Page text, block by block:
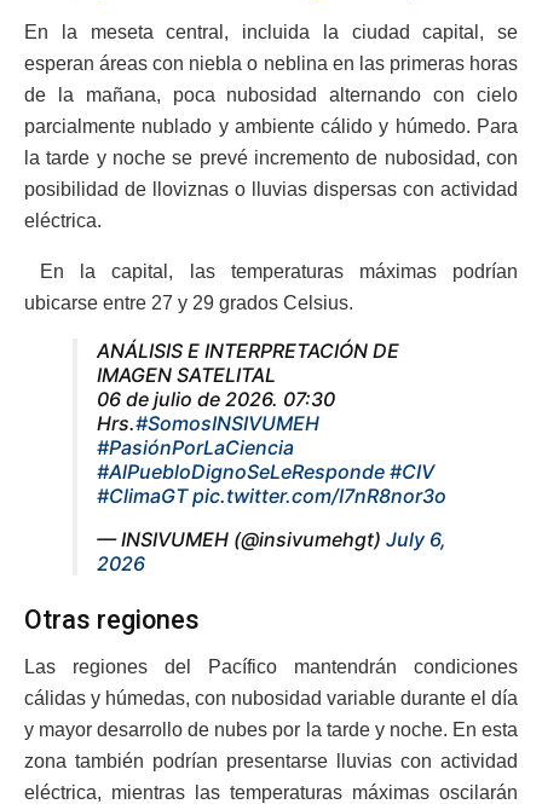
En la meseta central, incluida la ciudad capital, se
esperan áreas con niebla o neblina en las primeras horas
de la mañana, poca nubosidad alternando con cielo
parcialmente nublado y ambiente cálido y húmedo. Para
la tarde y noche se prevé incremento de nubosidad, con
posibilidad de lloviznas o lluvias dispersas con actividad
eléctrica.
En la capital, las temperaturas máximas podrían
ubicarse entre 27 y 29 grados Celsius.
ANÁLISIS E INTERPRETACIÓN DE
IMAGEN SATELITAL
06 de julio de 2026. 07:30
Hrs.#SomosINSIVUMEH
#PasiónPorLaCiencia
#AlPuebloDignoSeLeResponde #CIV
#ClimaGT pic.twitter.com/I7nR8nor3o
— INSIVUMEH (@insivumehgt) July 6,
2026
Otras regiones
Las regiones del Pacífico mantendrán condiciones
cálidas y húmedas, con nubosidad variable durante el día
y mayor desarrollo de nubes por la tarde y noche. En esta
zona también podrían presentarse lluvias con actividad
eléctrica, mientras las temperaturas máximas oscilarán